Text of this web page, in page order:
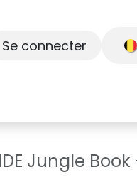
Se connecter
Jungle